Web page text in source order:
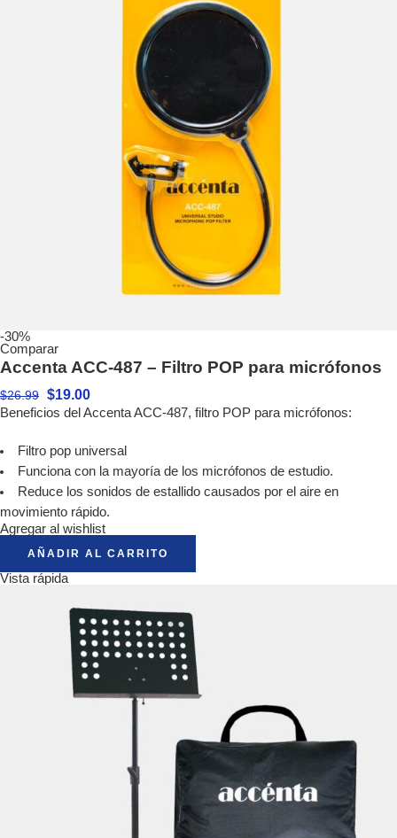
-30%
Comparar
Accenta ACC-487 – Filtro POP para micrófonos
$26.99 $19.00
Beneficios del Accenta ACC-487, filtro POP para micrófonos:
Filtro pop universal
Funciona con la mayoría de los micrófonos de estudio.
Reduce los sonidos de estallido causados ​​por el aire en
movimiento rápido.
Agregar al wishlist
AÑADIR AL CARRITO
Vista rápida